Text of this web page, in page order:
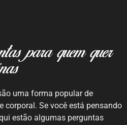
para quem quer
uma forma popular de
corporal. Se você está pensando
estão algumas perguntas